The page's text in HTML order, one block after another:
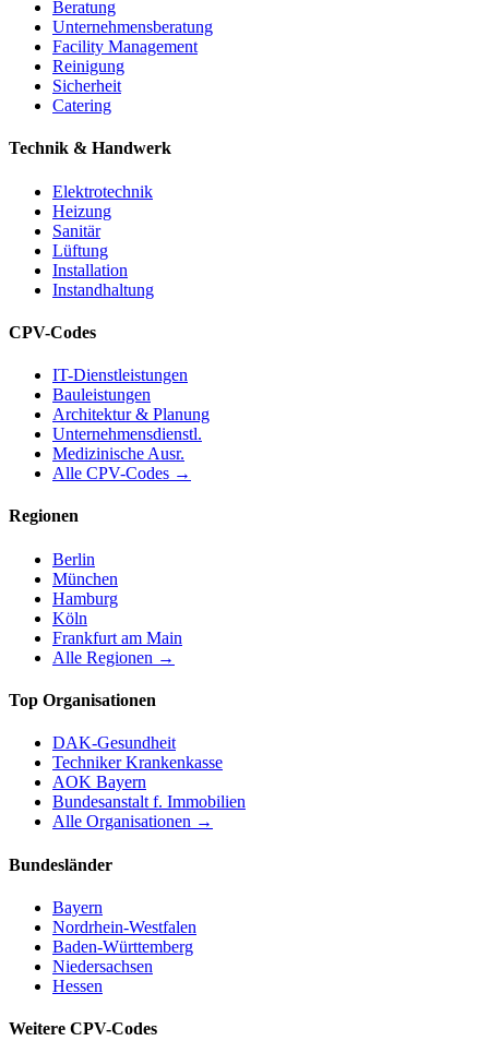
Beratung
Unternehmensberatung
Facility Management
Reinigung
Sicherheit
Catering
Technik & Handwerk
Elektrotechnik
Heizung
Sanitär
Lüftung
Installation
Instandhaltung
CPV-Codes
IT-Dienstleistungen
Bauleistungen
Architektur & Planung
Unternehmensdienstl.
Medizinische Ausr.
Alle CPV-Codes →
Regionen
Berlin
München
Hamburg
Köln
Frankfurt am Main
Alle Regionen →
Top Organisationen
DAK-Gesundheit
Techniker Krankenkasse
AOK Bayern
Bundesanstalt f. Immobilien
Alle Organisationen →
Bundesländer
Bayern
Nordrhein-Westfalen
Baden-Württemberg
Niedersachsen
Hessen
Weitere CPV-Codes